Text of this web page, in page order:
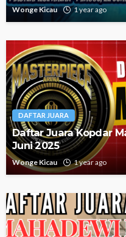
Wonge Kicau 1 year ago
DAFTAR JUARA
Daftar Juara Kopdar
Juni 2025
Wonge Kicau 1 year ago